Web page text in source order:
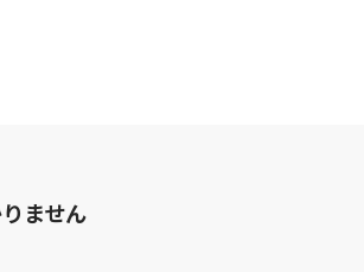
ません